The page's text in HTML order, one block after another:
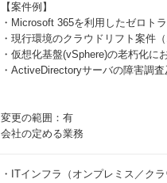
【案件例】
・Microsoft 365を利用したゼロト
・現行環境のクラウドリフト案件
・仮想化基盤(vSphere)の老朽化に
・ActiveDirectoryサーバの障害調
変更の範囲：有
会社の定める業務
・ITインフラ（オンプレミス／ク